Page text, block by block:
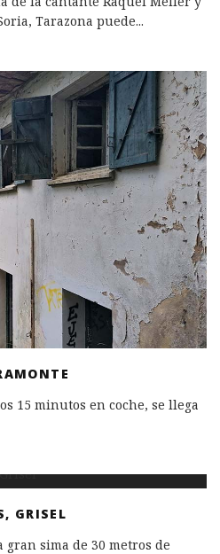
Tarazona puede...
15 minutos en coche, se llega
GRISEL
gran sima de 30 metros de